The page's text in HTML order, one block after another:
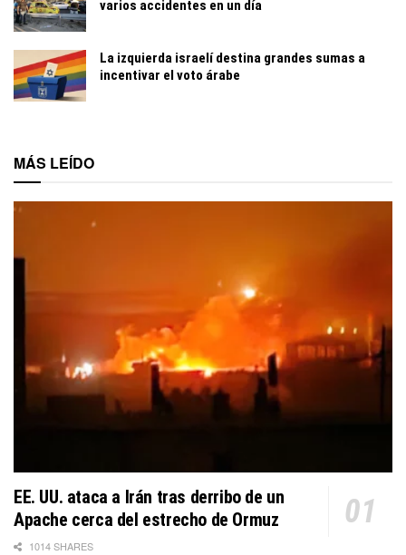
varios accidentes en un día
La izquierda israelí destina grandes sumas a
incentivar el voto árabe
MÁS LEÍDO
EE. UU. ataca a Irán tras derribo de un
Apache cerca del estrecho de Ormuz
1014 SHARES